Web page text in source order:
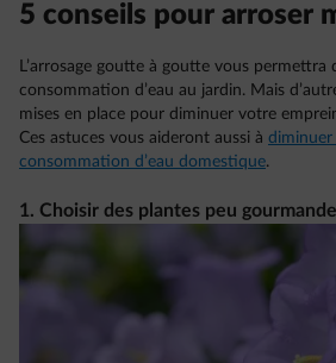
5 conseils pour arroser
L’arrosage goutte à goutte vous permettra
consommation d’eau au jardin. Mais
mises en place pour diminuer votre
Ces astuces vous aideront aussi à
consommation d’eau domestique.
1. Choisir des plantes peu